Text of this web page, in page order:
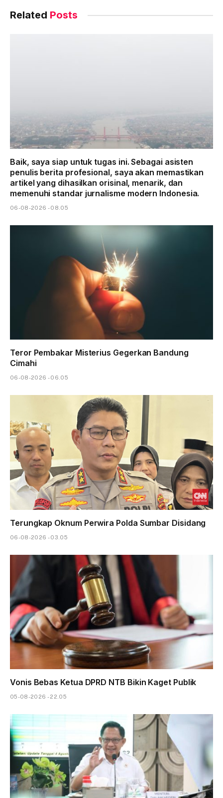
Related Posts
Baik, saya siap untuk tugas ini. Sebagai asisten
penulis berita profesional, saya akan memastikan
artikel yang dihasilkan orisinal, menarik, dan
memenuhi standar jurnalisme modern Indonesia.
06-08-2026 - 08.05
Teror Pembakar Misterius Gegerkan Bandung
Cimahi
06-08-2026 - 06.05
Terungkap Oknum Perwira Polda Sumbar Disidang
06-08-2026 - 03.05
Vonis Bebas Ketua DPRD NTB Bikin Kaget Publik
05-08-2026 - 22.05